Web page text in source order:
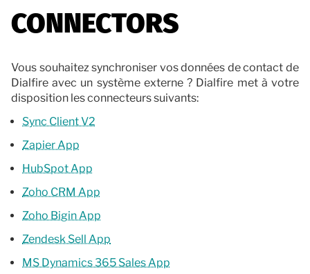
CONNECTORS
Vous souhaitez synchroniser vos données de contact de
Dialfire avec un système externe ? Dialfire met à votre
disposition les connecteurs suivants:
Sync Client V2
Zapier App
HubSpot App
Zoho CRM App
Zoho Bigin App
Zendesk Sell App
MS Dynamics 365 Sales App